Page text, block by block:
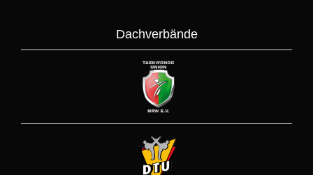
Dachverbände